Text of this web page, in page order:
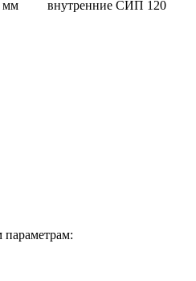
мм внутренние СИП 120